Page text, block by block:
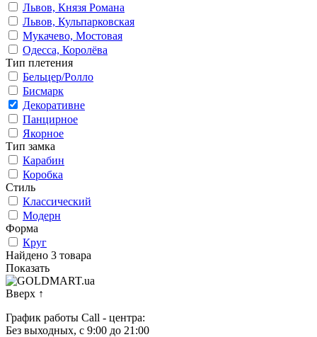
Львов, Князя Романа
Львов, Кульпарковская
Мукачево, Мостовая
Одесса, Королёва
Тип плетения
Бельцер/Ролло
Бисмарк
Декоративне
Панцирное
Якорное
Тип замка
Карабин
Коробка
Стиль
Классический
Модерн
Форма
Круг
Найдено 3 товара
Показать
Вверх ↑
График работы Call - центра:
Без выходных, с 9:00 до 21:00